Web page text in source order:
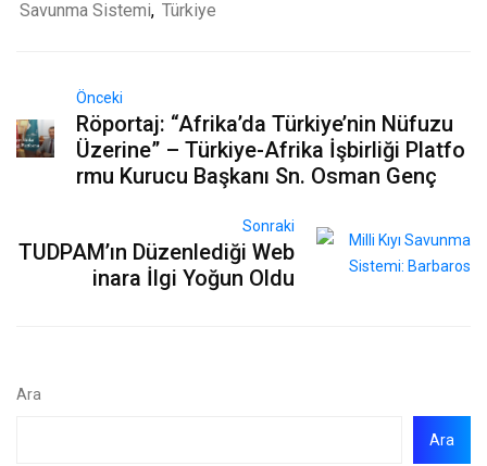
Savunma Sistemi, Türkiye
Önceki
Röportaj: “Afrika’da Türkiye’nin Nüfuzu
Üzerine” – Türkiye-Afrika İşbirliği Platfo
rmu Kurucu Başkanı Sn. Osman Genç
Sonraki
TUDPAM’ın Düzenlediği Web
inara İlgi Yoğun Oldu
Ara
Ara